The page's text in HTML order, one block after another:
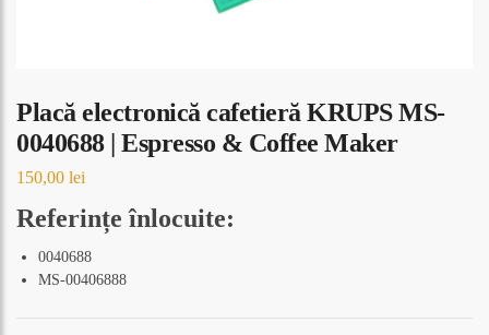
Placă electronică cafetieră KRUPS MS-
0040688 | Espresso & Coffee Maker
150,00 lei
Referințe înlocuite:
0040688
MS-00406888